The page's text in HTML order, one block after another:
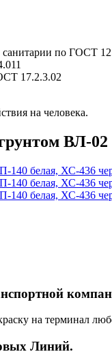
по ГОСТ
17.2.3.02
на человека.
ВЛ-
на терминал
Линий.